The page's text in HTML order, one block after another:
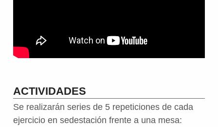
ACTIVIDADES
Se realizarán series de 5 repeticiones de cada
ejercicio en sedestación frente a una mesa: